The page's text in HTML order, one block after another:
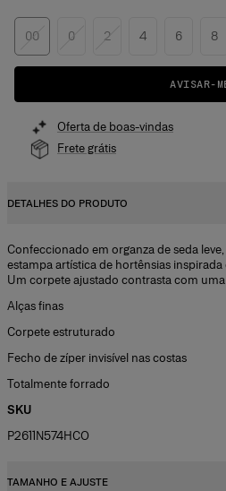
00 0 2 4 6 8
AVISAR-
Oferta de boas-vindas
Frete grátis
DETALHES DO PRODUTO
Confeccionado em organza de seda
estampa artística de hortênsias
Um corpete ajustado contrasta com uma
Alças finas
Corpete estruturado
Fecho de zíper invisível nas costas
Totalmente forrado
SKU
P2611N574HCO
TAMANHO E AJUSTE